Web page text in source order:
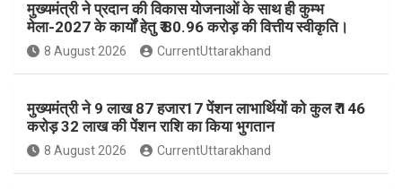
e
b
o
t
a
g
t
e
r
t
t
e
T
u
मुख्यमंत्री ने प्रदान की विकास योजनाओं के साथ ही कुम्भ
मेला-2027 के कार्यों हेतु ₹ 80.96 करोड़ की वित्तीय स्वीकृति।
8 August 2026 CurrentUttarakhand
मुख्यमंत्री ने 9 लाख 87 हजार17 पेंशन लाभार्थियों को कुल ₹ 146
करोड़ 32 लाख की पेंशन राशि का किया भुगतान
8 August 2026 CurrentUttarakhand